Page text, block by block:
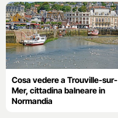
Cosa vedere a Trouville-sur-
Mer, cittadina balneare in
Normandia